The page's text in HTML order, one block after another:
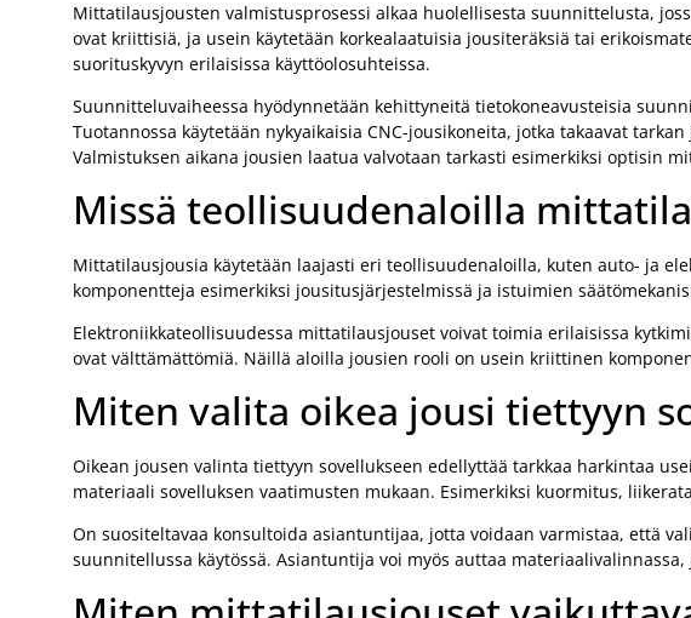
Mittatilausjousten valmistusprosessi alkaa huolellisesta suunnittelusta,
ovat kriittisiä, ja usein käytetään korkealaatuisia jousiteräksiä tai
suorituskyvyn erilaisissa käyttöolosuhteissa.
Suunnitteluvaiheessa hyödynnetään kehittyneitä tietokoneavusteisia
Tuotannossa käytetään nykyaikaisia CNC-jousikoneita, jotka takaavat
Valmistuksen aikana jousien laatua valvotaan tarkasti esimerkiksi optisin
Missä teollisuudenaloilla
Mittatilausjousia käytetään laajasti eri teollisuudenaloilla, kuten auto- ja
komponentteja esimerkiksi jousitusjärjestelmissä ja istuimien
Elektroniikkateollisuudessa mittatilausjouset voivat toimia erilaisissa
ovat välttämättömiä. Näillä aloilla jousien rooli on usein kriittinen
Miten valita oikea jousi tiettyyn
Oikean jousen valinta tiettyyn sovellukseen edellyttää tarkkaa harkintaa
materiaali sovelluksen vaatimusten mukaan. Esimerkiksi kuormitus,
On suositeltavaa konsultoida asiantuntijaa, jotta voidaan varmistaa, että
suunnitellussa käytössä. Asiantuntija voi myös auttaa